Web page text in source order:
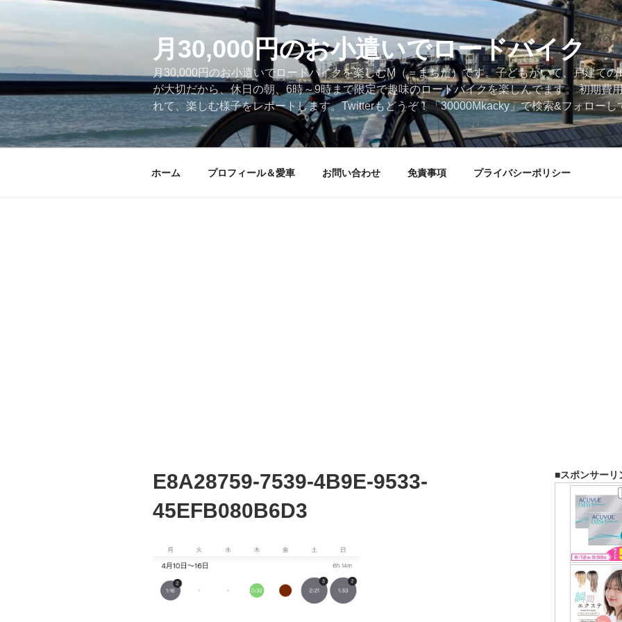
テ
ツ
ス
キ
ッ
月30,000円のお小遣いでロードバイク
月30,000円のお小遣いでロードバイクを楽しむM（＝まちだ）です。子どもがいて、戸建て
が大切だから、休日の朝、6時～9時まで限定で趣味のロードバイクを楽しんでます。 初期費
れて、楽しむ様子をレポートします。Twitterもどうぞ！「30000Mkacky」で検索&フォローし
ホーム プロフィール＆愛車 お問い合わせ 免責事項 プライバシーポリシー
E8A28759-7539-4B9E-9533-
45EFB080B6D3
■スポンサーリ